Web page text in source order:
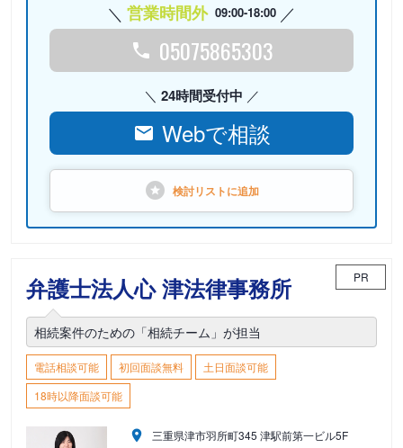
営業時間外 09:00-18:00
05075865303
24時間受付中
Webで相談
検討リストに追加
弁護士法人心 津法律事務所 PR
相続案件のための「相続チーム」が担当
電話相談可能 初回面談無料
土日面談可能
18時以降面談可能
三重県津市羽所町345 津駅前第一ビル5F